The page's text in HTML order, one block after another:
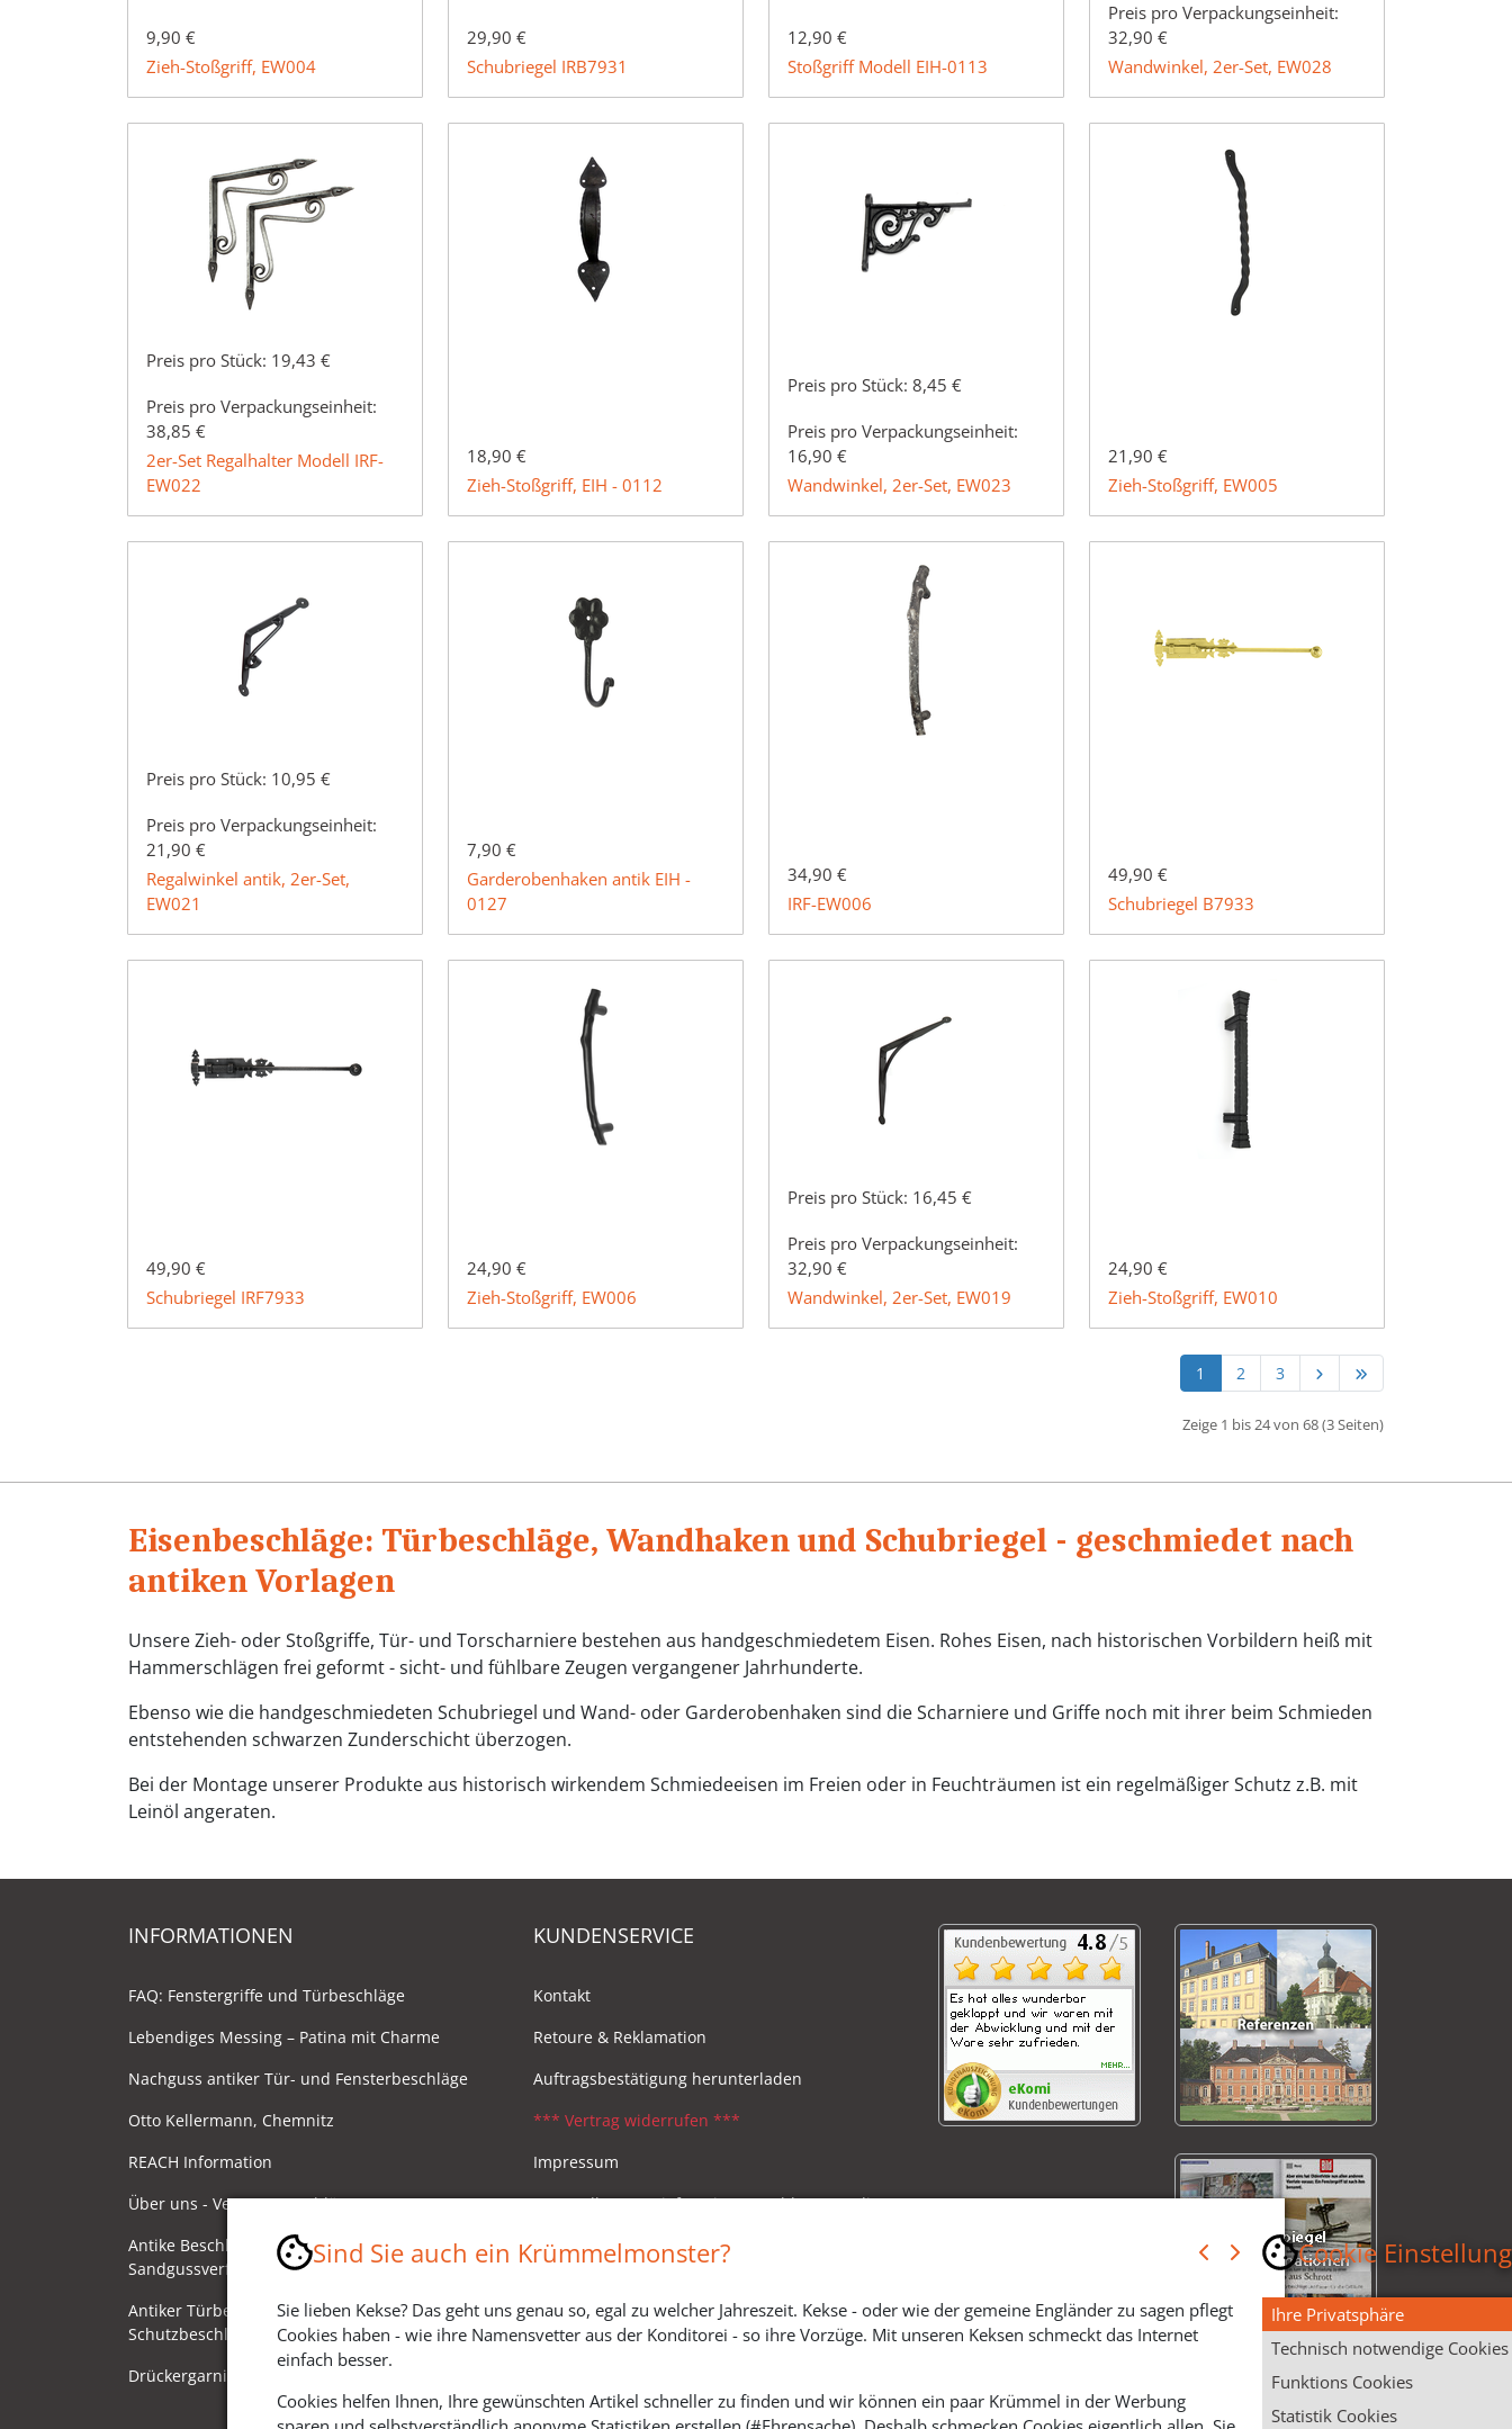
9,90 €
Zieh-Stoßgriff, EW004
29,90 €
Schubriegel IRB7931
12,90 €
Stoßgriff Modell EIH-0113
Preis pro Verpackungseinheit:
32,90 €
Wandwinkel, 2er-Set, EW028
Preis pro Stück: 19,43 €
Preis pro Verpackungseinheit:
38,85 €
2er-Set Regalhalter Modell IRF-
EW022
18,90 €
Zieh-Stoßgriff, EIH - 0112
Preis pro Stück: 8,45 €
Preis pro Verpackungseinheit:
16,90 €
Wandwinkel, 2er-Set, EW023
21,90 €
Zieh-Stoßgriff, EW005
Preis pro Stück: 10,95 €
Preis pro Verpackungseinheit:
21,90 €
Regalwinkel antik, 2er-Set,
EW021
7,90 €
Garderobenhaken antik EIH -
0127
34,90 €
IRF-EW006
49,90 €
Schubriegel B7933
49,90 €
Schubriegel IRF7933
24,90 €
Zieh-Stoßgriff, EW006
Preis pro Stück: 16,45 €
Preis pro Verpackungseinheit:
32,90 €
Wandwinkel, 2er-Set, EW019
24,90 €
Zieh-Stoßgriff, EW010
1 2 3
Zeige 1 bis 24 von 68 (3 Seiten)
Eisenbeschläge: Türbeschläge, Wandhaken und Schubriegel - geschmiedet nach
antiken Vorlagen
Unsere Zieh- oder Stoßgriffe, Tür- und Torscharniere bestehen aus handgeschmiedetem Eisen. Rohes Eisen, nach historischen Vorbildern heiß mit
Hammerschlägen frei geformt - sicht- und fühlbare Zeugen vergangener Jahrhunderte.
Ebenso wie die handgeschmiedeten Schubriegel und Wand- oder Garderobenhaken sind die Scharniere und Griffe noch mit ihrer beim Schmieden
entstehenden schwarzen Zunderschicht überzogen.
Bei der Montage unserer Produkte aus historisch wirkendem Schmiedeeisen im Freien oder in Feuchträumen ist ein regelmäßiger Schutz z.B. mit
Leinöl angeraten.
INFORMATIONEN
FAQ: Fenstergriffe und Türbeschläge
Lebendiges Messing – Patina mit Charme
Nachguss antiker Tür- und Fensterbeschläge
Otto Kellermann, Chemnitz
REACH Information
Über uns - Ventano Beschläge
Antike Beschläge - Herstellung im
Sandgussverfahren
Antiker Türbeschlag als
Schutzbeschlag/Sicherheitsbeschlag
Drückergarnituren mit Drehknauf
KUNDENSERVICE
Kontakt
Retoure & Reklamation
Auftragsbestätigung herunterladen
*** Vertrag widerrufen ***
Impressum
Versandkosten, Lieferzeiten & Zahlungsmodi
Widerrufsbelehrung
Sind Sie auch ein Krümmelmonster?
Sie lieben Kekse? Das geht uns genau so, egal zu welcher Jahreszeit. Kekse - oder wie der gemeine Engländer zu sagen pflegt
Cookies haben - wie ihre Namensvetter aus der Konditorei - so ihre Vorzüge. Mit unseren Keksen schmeckt das Internet
einfach besser.
Cookies helfen Ihnen, Ihre gewünschten Artikel schneller zu finden und wir können ein paar Krümmel in der Werbung
Cookie
Ihre Privatsphäre
Technisch notwendige Cookies
Funktions Cookies
Statistik Cookies